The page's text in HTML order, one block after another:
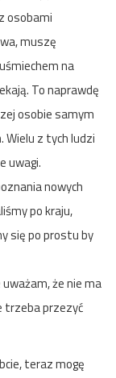
osobami
muszę
na
To naprawdę
osobie samym
Wielu z tych ludzi
uwagi.
nowych
po kraju,
się po prostu by
że nie ma
trzeba przezyć
teraz mogę